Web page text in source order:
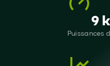
9
Puissances